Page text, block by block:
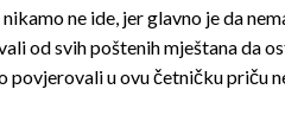
ne ide, jer glavno je da
od svih poštenih mještana da
povjerovali u ovu četničku